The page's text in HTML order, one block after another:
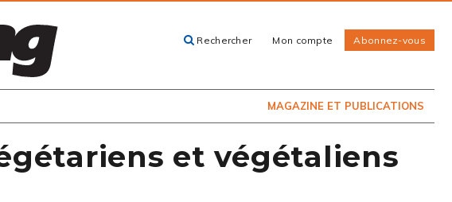
Rechercher Mon compte Abonnez-vous
MAGAZINE ET PUBLICATIONS
EN KIOSQUE
et végétaliens